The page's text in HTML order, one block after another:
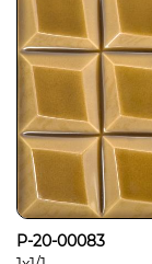
P-20-00083